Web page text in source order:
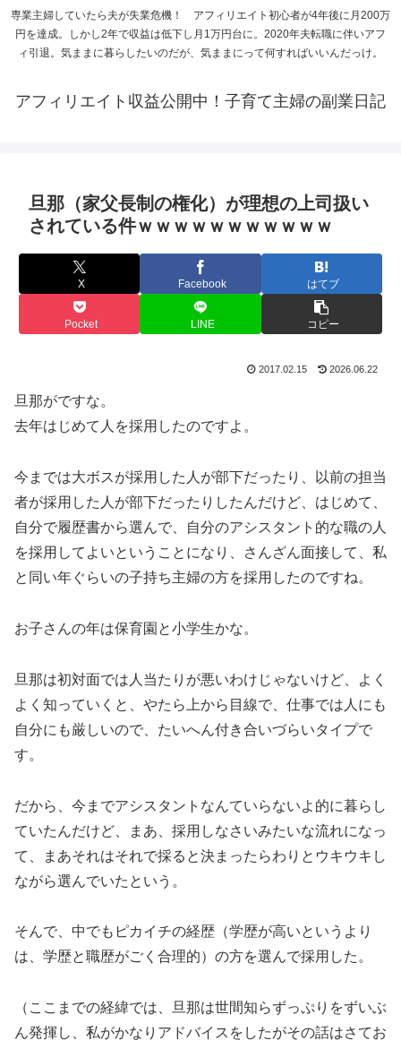
専業主婦していたら夫が失業危機！ アフィリエイト初心者が4年後に月200万
円を達成。しかし2年で収益は低下し月1万円台に。2020年夫転職に伴いアフ
ィ引退。気ままに暮らしたいのだが、気ままにって何すればいいんだっけ。
アフィリエイト収益公開中！子育て主婦の副業日記
旦那（家父長制の権化）が理想の上司扱い
されている件ｗｗｗｗｗｗｗｗｗｗｗ
X Facebook はてブ
Pocket LINE コピー
2017.02.15 2026.06.22
旦那がですな。
去年はじめて人を採用したのですよ。
今までは大ボスが採用した人が部下だったり、以前の担当
者が採用した人が部下だったりしたんだけど、はじめて、
自分で履歴書から選んで、自分のアシスタント的な職の人
を採用してよいということになり、さんざん面接して、私
と同い年ぐらいの子持ち主婦の方を採用したのですね。
お子さんの年は保育園と小学生かな。
旦那は初対面では人当たりが悪いわけじゃないけど、よく
よく知っていくと、やたら上から目線で、仕事では人にも
自分にも厳しいので、たいへん付き合いづらいタイプで
す。
だから、今までアシスタントなんていらないよ的に暮らし
ていたんだけど、まあ、採用しなさいみたいな流れになっ
て、まあそれはそれで採ると決まったらわりとウキウキし
ながら選んでいたという。
そんで、中でもピカイチの経歴（学歴が高いというより
は、学歴と職歴がごく合理的）の方を選んで採用した。
（ここまでの経緯では、旦那は世間知らずっぷりをずいぶ
ん発揮し、私がかなりアドバイスをしたがその話はさてお